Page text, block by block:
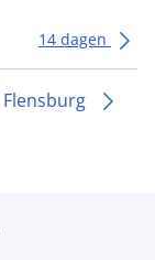
14 dagen
Flensburg